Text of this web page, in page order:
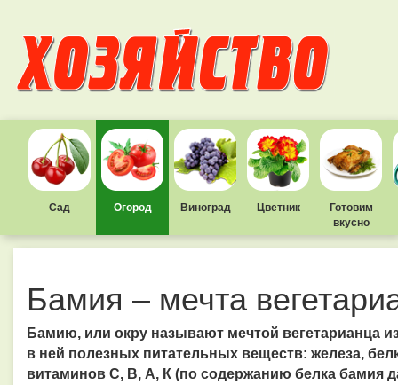
Сад Огород Виноград Цветник
Готовим
вкусно
Бамия – мечта
Бамию, или окру называют мечтой вегетарианца
в ней полезных питательных веществ: железа,
витаминов С, В, А, К (по содержанию белка бамия